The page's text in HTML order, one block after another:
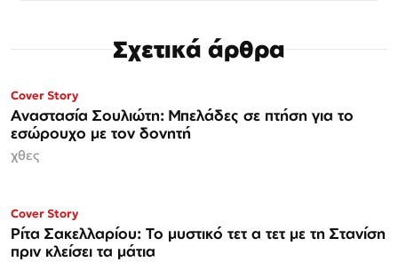
Σχετικά άρθρα
ΜΟΝΟ ΣΤΗΝ
Espresso
Cover Story
Αναστασία Σουλιώτη: Μπελάδες σε πτήση για το
εσώρουχο με τον δονητή
χθες
ΜΟΝΟ ΣΤΗΝ
Espresso
Cover Story
Ρίτα Σακελλαρίου: Το μυστικό τετ α τετ με τη Στανίση
πριν κλείσει τα μάτια